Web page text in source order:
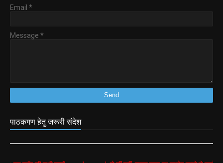
Email *
Message *
पाठकगण हेतु जरूरी संदेश